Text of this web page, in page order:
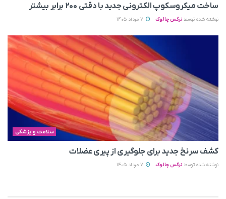
ساخت میکروسکوپ الکترونی جدید با دقتی ۲۰۰ برابر بیشتر
نوشته شده توسط نرگس چالوک
سلامت و پزشکی
کشف سرنخ جدید برای جلوگیری از پیری عضلات
نوشته شده توسط نرگس چالوک